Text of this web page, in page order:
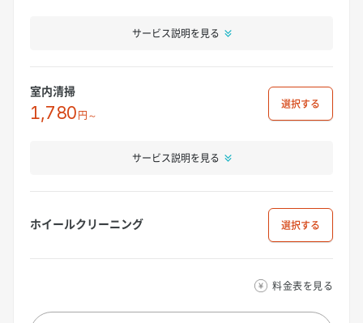
サービス説明を見る
室内清掃
1,780円～
選択
サービス説明を見る
ホイールクリーニング 選択
料金表を見る